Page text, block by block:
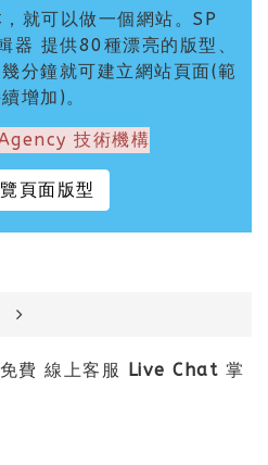
就可以做一個網站。SP
提供80種漂亮的版型、
分鐘就可建立網站頁面(範
增加)。
技術機構
頁面版型
費 線上客服 Live Chat 掌